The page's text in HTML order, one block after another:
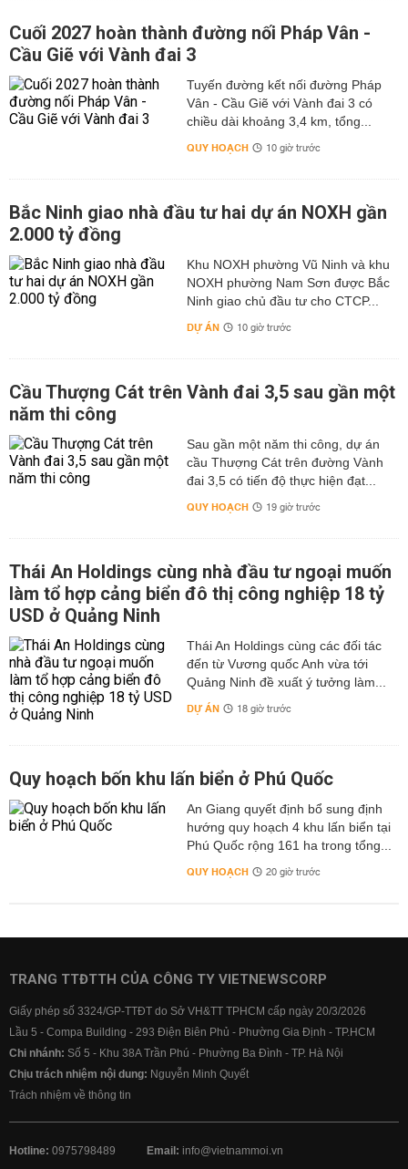
Cuối 2027 hoàn thành đường nối Pháp Vân -
Cầu Giẽ với Vành đai 3
Tuyến đường kết nối đường Pháp
Vân - Cầu Giẽ với Vành đai 3 có
chiều dài khoảng 3,4 km, tổng...
QUY HOẠCH 10 giờ trước
Bắc Ninh giao nhà đầu tư hai dự án NOXH gần
2.000 tỷ đồng
Khu NOXH phường Vũ Ninh và khu
NOXH phường Nam Sơn được Bắc
Ninh giao chủ đầu tư cho CTCP...
DỰ ÁN 10 giờ trước
Cầu Thượng Cát trên Vành đai 3,5 sau gần một
năm thi công
Sau gần một năm thi công, dự án
cầu Thượng Cát trên đường Vành
đai 3,5 có tiến độ thực hiện đạt...
QUY HOẠCH 19 giờ trước
Thái An Holdings cùng nhà đầu tư ngoại muốn
làm tổ hợp cảng biển đô thị công nghiệp 18 tỷ
USD ở Quảng Ninh
Thái An Holdings cùng các đối tác
đến từ Vương quốc Anh vừa tới
Quảng Ninh đề xuất ý tưởng làm...
DỰ ÁN 18 giờ trước
Quy hoạch bốn khu lấn biển ở Phú Quốc
An Giang quyết định bổ sung định
hướng quy hoạch 4 khu lấn biển tại
Phú Quốc rộng 161 ha trong tổng...
QUY HOẠCH 20 giờ trước
TRANG TTĐTTH CỦA CÔNG TY VIETNEWSCORP
Giấy phép số 3324/GP-TTĐT do Sở VH&TT TPHCM cấp ngày 20/3/2026
Lầu 5 - Compa Building - 293 Điện Biên Phủ - Phường Gia Định - TP.HCM
Chi nhánh: Số 5 - Khu 38A Trần Phú - Phường Ba Đình - TP. Hà Nội
Chịu trách nhiệm nội dung: Nguyễn Minh Quyết
Trách nhiệm về thông tin
Hotline: 0975798489 Email: info@vietnammoi.vn